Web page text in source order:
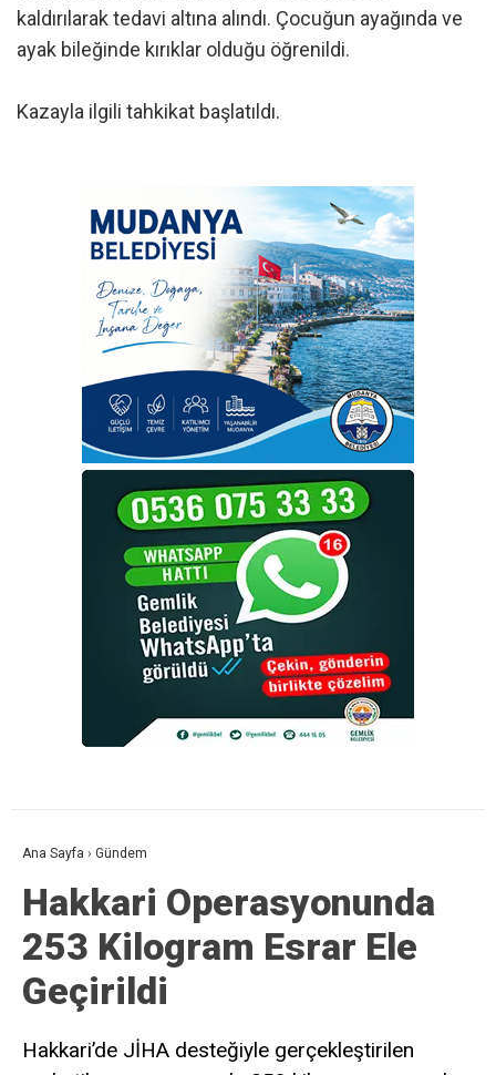
kaldırılarak tedavi altına alındı. Çocuğun ayağında ve
ayak bileğinde kırıklar olduğu öğrenildi.
Kazayla ilgili tahkikat başlatıldı.
Ana Sayfa › Gündem
Hakkari Operasyonunda
253 Kilogram Esrar Ele
Geçirildi
Hakkari’de JİHA desteğiyle gerçekleştirilen